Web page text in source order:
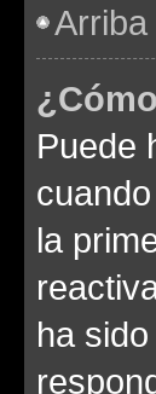
Arriba
Puede
la
ha